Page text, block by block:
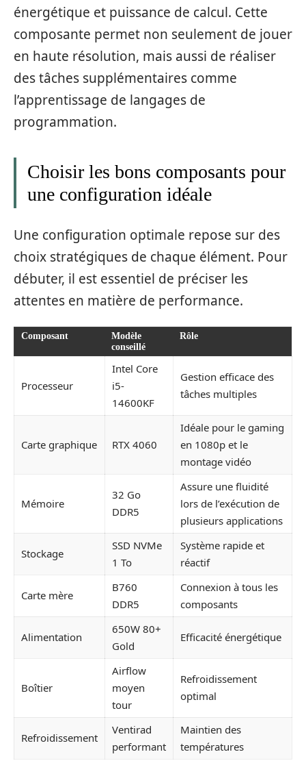
énergétique et puissance de calcul. Cette
composante permet non seulement de jouer
en haute résolution, mais aussi de réaliser
des tâches supplémentaires comme
l’apprentissage de langages de
programmation.
Choisir les bons composants pour
une configuration idéale
Une configuration optimale repose sur des
choix stratégiques de chaque élément. Pour
débuter, il est essentiel de préciser les
attentes en matière de performance.
Composant
Modèle
conseillé
Rôle
Processeur
Intel Core
i5-
14600KF
Gestion efficace des
tâches multiples
Carte graphique RTX 4060
Idéale pour le gaming
en 1080p et le
montage vidéo
Mémoire
32 Go
DDR5
Assure une fluidité
lors de l’exécution de
plusieurs applications
Stockage
SSD NVMe
1 To
Système rapide et
réactif
Carte mère
B760
DDR5
Connexion à tous les
composants
Alimentation
650W 80+
Gold
Efficacité énergétique
Boîtier
Airflow
moyen
tour
Refroidissement
optimal
Refroidissement
Ventirad
performant
Maintien des
températures